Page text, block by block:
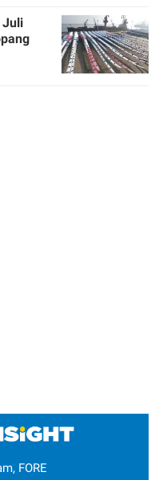
Juli
FORE